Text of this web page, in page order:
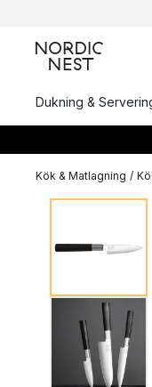
Dukning &
Kök & Matlagning /